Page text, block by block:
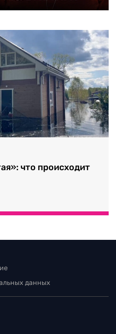
что происходит
данных